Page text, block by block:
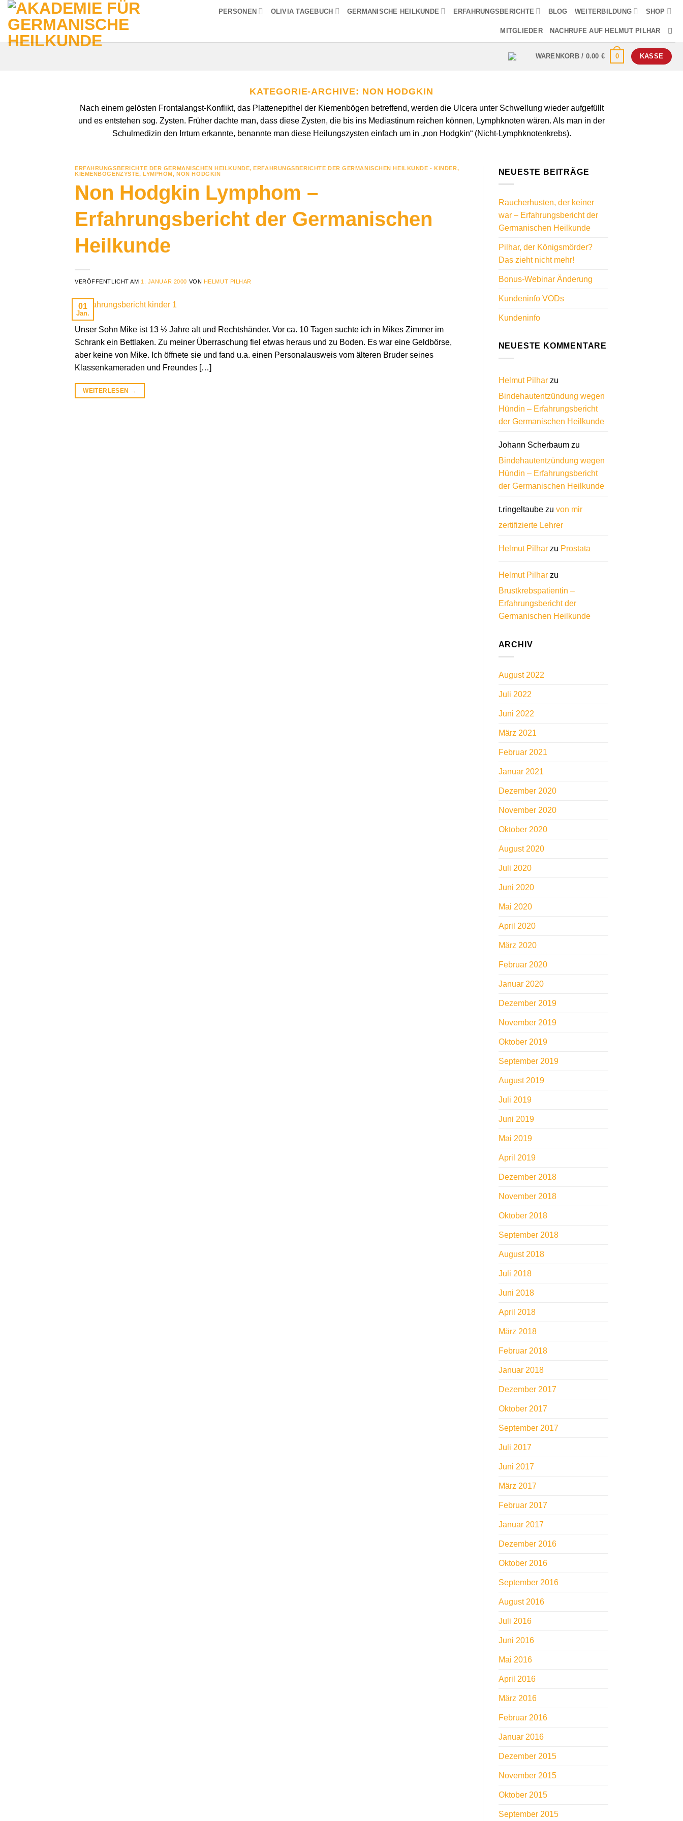
Zum
Inhalt
springen
PERSONEN OLIVIA TAGEBUCH GERMANISCHE HEILKUNDE ERFAHRUNGSBERICHTE BLOG WEITERBILDUNG SHOP
MITGLIEDER NACHRUFE AUF HELMUT PILHAR
WARENKORB / 0.00 € 0 KASSE
KATEGORIE-ARCHIVE: NON HODGKIN
Nach einem gelösten Frontalangst-Konflikt, das Plattenepithel der Kiemenbögen betreffend, werden die Ulcera unter Schwellung wieder aufgefüllt
und es entstehen sog. Zysten. Früher dachte man, dass diese Zysten, die bis ins Mediastinum reichen können, Lymphknoten wären. Als man in der
Schulmedizin den Irrtum erkannte, benannte man diese Heilungszysten einfach um in „non Hodgkin“ (Nicht-Lymphknotenkrebs).
ERFAHRUNGSBERICHTE DER GERMANISCHEN HEILKUNDE,ERFAHRUNGSBERICHTE DER GERMANISCHEN HEILKUNDE - KINDER,
KIEMENBOGENZYSTE,LYMPHOM,NON HODGKIN
Non Hodgkin Lymphom –
Erfahrungsbericht der Germanischen
Heilkunde
VERÖFFENTLICHT AM 1. JANUAR 2000 VON HELMUT PILHAR
01
Jan.
Unser Sohn Mike ist 13 ½ Jahre alt und Rechtshänder. Vor ca. 10 Tagen suchte ich in Mikes Zimmer im
Schrank ein Bettlaken. Zu meiner Überraschung fiel etwas heraus und zu Boden. Es war eine Geldbörse,
aber keine von Mike. Ich öffnete sie und fand u.a. einen Personalausweis vom älteren Bruder seines
Klassenkameraden und Freundes […]
WEITERLESEN →
NEUESTE BEITRÄGE
Raucherhusten, der keiner
war – Erfahrungsbericht der
Germanischen Heilkunde
Pilhar, der Königsmörder?
Das zieht nicht mehr!
Bonus-Webinar Änderung
Kundeninfo VODs
Kundeninfo
NEUESTE KOMMENTARE
Helmut Pilharzu
Bindehautentzündung wegen
Hündin – Erfahrungsbericht
der Germanischen Heilkunde
Johann Scherbaumzu
Bindehautentzündung wegen
Hündin – Erfahrungsbericht
der Germanischen Heilkunde
t.ringeltaubezu von mir
zertifizierte Lehrer
Helmut Pilharzu Prostata
Helmut Pilharzu
Brustkrebspatientin –
Erfahrungsbericht der
Germanischen Heilkunde
ARCHIV
August 2022
Juli 2022
Juni 2022
März 2021
Februar 2021
Januar 2021
Dezember 2020
November 2020
Oktober 2020
August 2020
Juli 2020
Juni 2020
Mai 2020
April 2020
März 2020
Februar 2020
Januar 2020
Dezember 2019
November 2019
Oktober 2019
September 2019
August 2019
Juli 2019
Juni 2019
Mai 2019
April 2019
Dezember 2018
November 2018
Oktober 2018
September 2018
August 2018
Juli 2018
Juni 2018
April 2018
März 2018
Februar 2018
Januar 2018
Dezember 2017
Oktober 2017
September 2017
Juli 2017
Juni 2017
März 2017
Februar 2017
Januar 2017
Dezember 2016
Oktober 2016
September 2016
August 2016
Juli 2016
Juni 2016
Mai 2016
April 2016
März 2016
Februar 2016
Januar 2016
Dezember 2015
November 2015
Oktober 2015
September 2015